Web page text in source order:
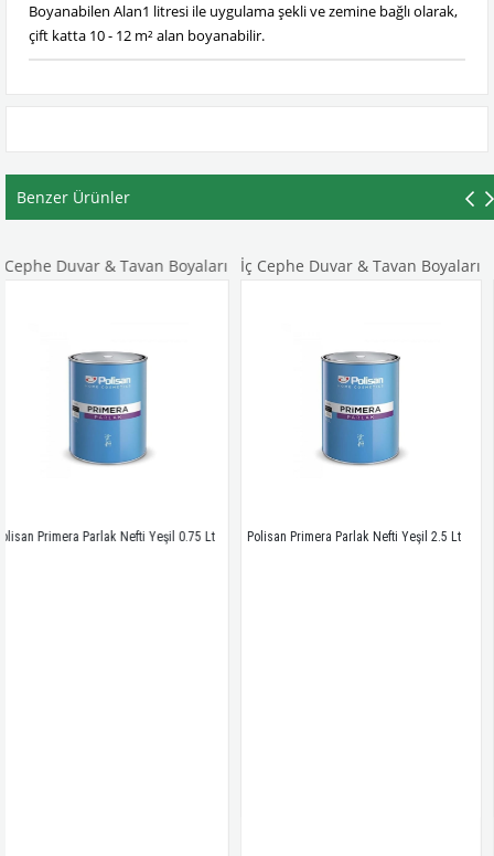
Boyanabilen Alan1 litresi ile uygulama şekli ve zemine bağlı olarak,
çift katta 10 - 12 m² alan boyanabilir.
Benzer Ürünler
& Tavan Boyaları
Nefti Yeşil 0.75 Lt
İç Cephe Duvar & Tavan Boyaları
Polisan Primera Parlak Nefti Yeşil 2.5 Lt
İç Cephe
Polisan Primera